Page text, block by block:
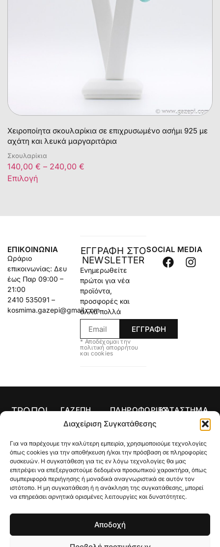
Διαχείριση Συγκατάθεσης
Για να παρέχουμε την καλύτερη εμπειρία, χρησιμοποιούμε τεχνολογίες
όπως cookies για την αποθήκευση ή/και την πρόσβαση σε πληροφορίες
συσκευών. Η συγκατάθεση για τις εν λόγω τεχνολογίες θα μας
επιτρέψει να επεξεργαστούμε δεδομένα προσωπικού χαρακτήρα, όπως
συμπεριφορά περιήγησης ή μοναδικά αναγνωριστικά σε αυτόν τον
ιστότοπο. Η μη συγκατάθεση ή η ανάκληση της συγκατάθεσης, μπορεί
να επηρεάσει αρνητικά ορισμένες λειτουργίες και δυνατότητες.
Αποδοχή
Χειροποίητα σκουλαρίκια σε επιχρυσωμένο ασήμι 925 με
αχάτη και λευκά μαργαριτάρια
Σκουλαρίκια
140,00 € – 240,00 €
Επιλογή
ΕΠΙΚΟΙΝΩΝΊΑ
Ωράριο
επικοινωνίας: Δευ
έως Παρ 09:00 –
21:00
2410 535091 –
kosmima.gazepi@gmail.com
ΕΓΓΡΑΦΗ ΣΤΟ
NEWSLETTER
Ενημερωθείτε
πρώτοι για νέα
προϊόντα,
προσφορές και
άλλα πολλά
ΕΓΓΡΑΦΗ
* Αποδέχομαι την
πολιτική απορρήτου
και cookies
SOCIAL MEDIA
ΤΡΟΠΟΙ
ΠΛΗΡΩΜΗΣ
ΓΑΖΕΠΗ
Αρχική
λογαριασμός
μου
Κατάστημα
Ποιοι Είμαστε
Gallery
ΠΛΗΡΟΦΟΡΙΕΣ
Όροι Χρήσης
Πληρωμής
Τρόποι
Αποστολής
Πολιτική
Επιστροφών
Μεγεθολόγιο
ΚΑΤΑΣΤΗΜΑ
Σκουλαρίκια
Σταυροί
Βραχιόλια
Βέρες
Custom Made